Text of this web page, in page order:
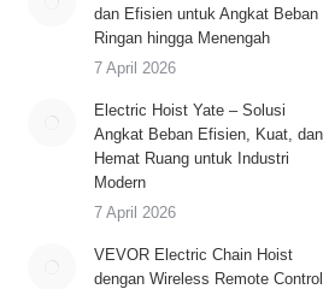
dan Efisien untuk Angkat Beban
Ringan hingga Menengah
7 April 2026
Electric Hoist Yate – Solusi
Angkat Beban Efisien, Kuat, dan
Hemat Ruang untuk Industri
Modern
7 April 2026
VEVOR Electric Chain Hoist
dengan Wireless Remote Control